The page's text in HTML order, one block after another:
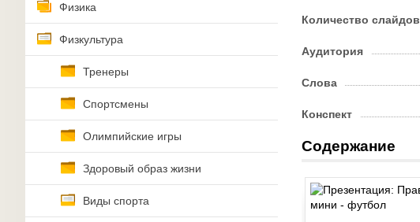
Физика
Физкультура
Тренеры
Спортсмены
Олимпийские игры
Здоровый образ жизни
Виды спорта
Количество слайдов
Аудитория
Слова
Конспект
Содержание